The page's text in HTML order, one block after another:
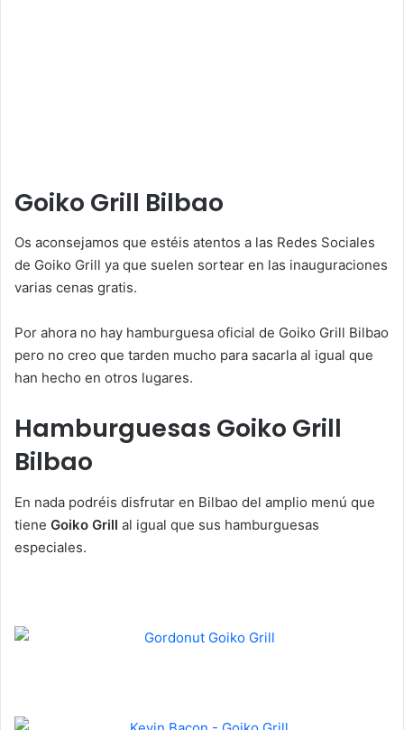
Goiko Grill Bilbao
Os aconsejamos que estéis atentos a las Redes Sociales
de Goiko Grill ya que suelen sortear en las inauguraciones
varias cenas gratis.
Por ahora no hay hamburguesa oficial de Goiko Grill Bilbao
pero no creo que tarden mucho para sacarla al igual que
han hecho en otros lugares.
Hamburguesas Goiko Grill
Bilbao
En nada podréis disfrutar en Bilbao del amplio menú que
tiene Goiko Grill al igual que sus hamburguesas
especiales.